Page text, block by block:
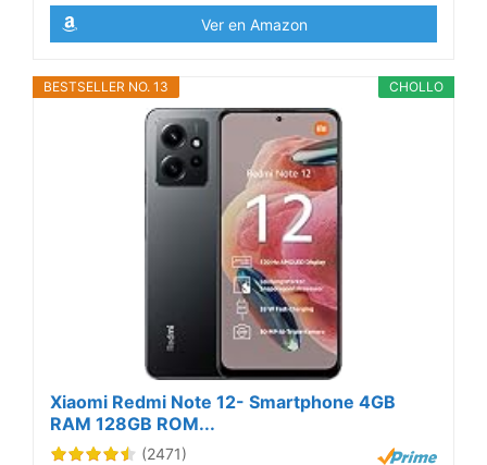
Ver en Amazon
CHOLLO
BESTSELLER NO. 13
Xiaomi Redmi Note 12- Smartphone 4GB
RAM 128GB ROM...
(2471)